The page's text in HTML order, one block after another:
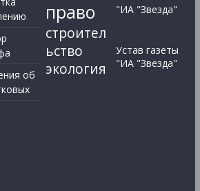
об
право
строител
ьство
экология
"ИА "Звезда"
Устав газеты
"ИА "Звезда"